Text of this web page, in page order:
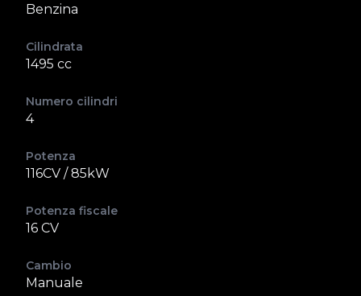
Benzina
Cilindrata
1495 cc
Numero cilindri
4
Potenza
116CV / 85kW
Potenza fiscale
16 CV
Cambio
Manuale